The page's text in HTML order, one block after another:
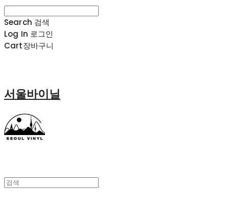
Search 검색
Log In 로그인
Cart장바구니
서울바이닐